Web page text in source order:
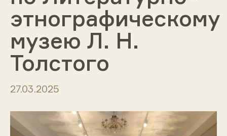
этнографическому
музею Л. Н.
Толстого
27.03.2025